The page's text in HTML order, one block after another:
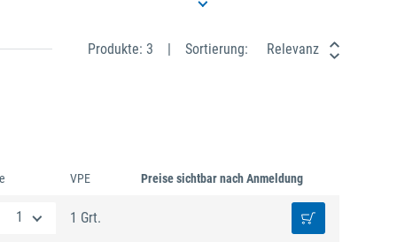
Produkte: 3 Sortierung: Relevanz
VPE Preise sichtbar nach Anmeldung
1 Grt.